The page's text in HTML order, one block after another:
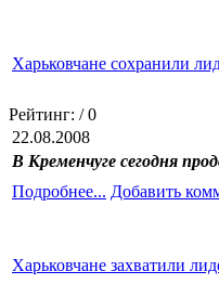
Харьковчане сохранили
Рейтинг: / 0
22.08.2008
В Кременчуге сегодня
Подробнее... Добавить
Харьковчане захватили